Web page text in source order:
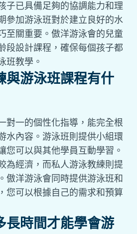
子已具備足夠的協調能力和理
參加游泳班對於建立良好的水
至關重要。傲洋游泳會的兒童
段設計課程，確保每個孩子都
班教學。
與游泳班課程有什
對一的個性化指導，能完全根
水內容。游泳班則提供小組環
您可以與其他學員互動學習。
為經濟，而私人游泳教練則提
傲洋游泳會同時提供游泳班和
您可以根據自己的需求和預算
長時間才能學會游